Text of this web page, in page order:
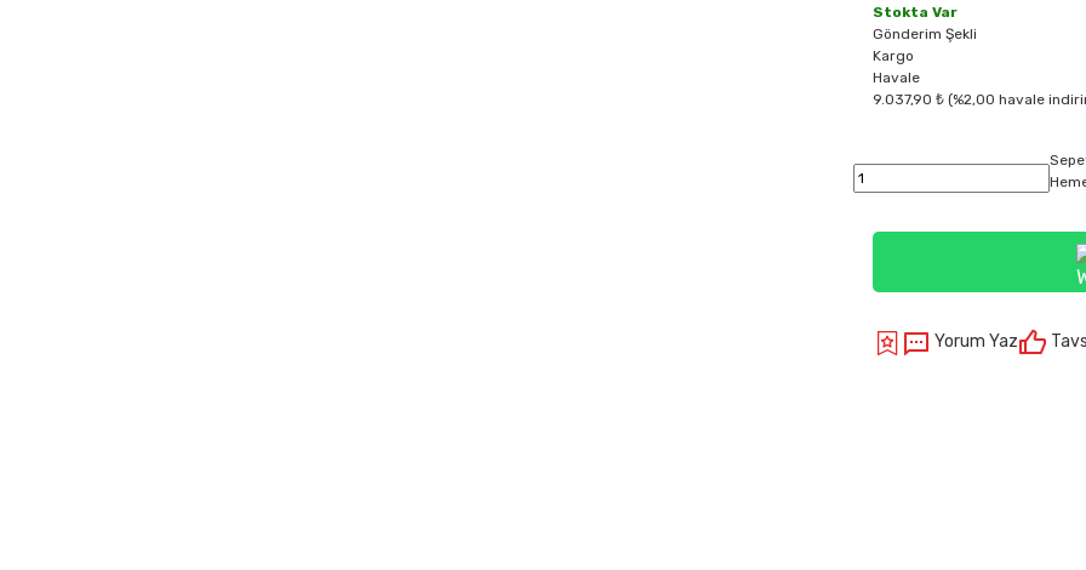
Stokta Var
Gönderim Şekli
Kargo
Havale
9.037,90 ₺ (%2,00 havale
Yorum Yaz